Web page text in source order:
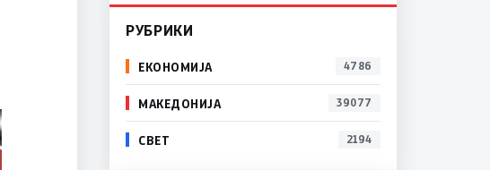
РУБРИКИ
ЕКОНОМИЈА 4786
МАКЕДОНИЈА 39077
СВЕТ 2194